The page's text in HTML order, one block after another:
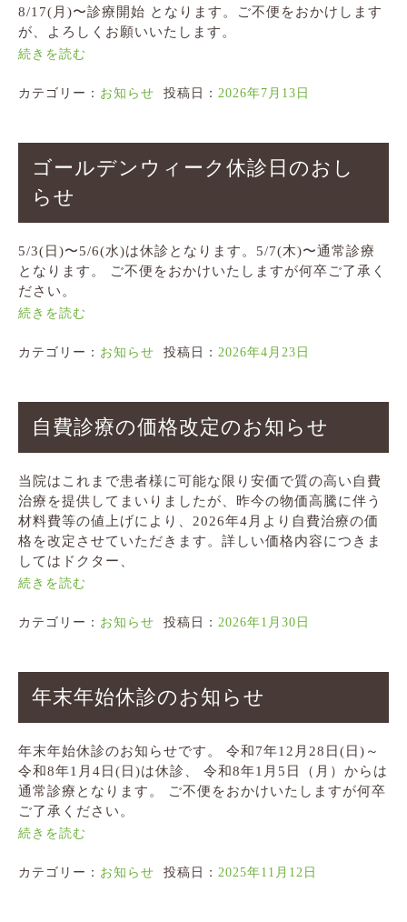
8/17(月)〜診療開始 となります。ご不便をおかけします
が、よろしくお願いいたします。
続きを読む
カテゴリー： お知らせ 投稿日： 2026年7月13日
ゴールデンウィーク休診日のおし
らせ
5/3(日)〜5/6(水)は休診となります。5/7(木)〜通常診療
となります。 ご不便をおかけいたしますが何卒ご了承く
ださい。
続きを読む
カテゴリー： お知らせ 投稿日： 2026年4月23日
自費診療の価格改定のお知らせ
当院はこれまで患者様に可能な限り安価で質の高い自費
治療を提供してまいりましたが、昨今の物価高騰に伴う
材料費等の値上げにより、2026年4月より自費治療の価
格を改定させていただきます。詳しい価格内容につきま
してはドクター、
続きを読む
カテゴリー： お知らせ 投稿日： 2026年1月30日
年末年始休診のお知らせ
年末年始休診のお知らせです。 令和7年12月28日(日)～
令和8年1月4日(日)は休診、 令和8年1月5日（月）からは
通常診療となります。 ご不便をおかけいたしますが何卒
ご了承ください。
続きを読む
カテゴリー： お知らせ 投稿日： 2025年11月12日